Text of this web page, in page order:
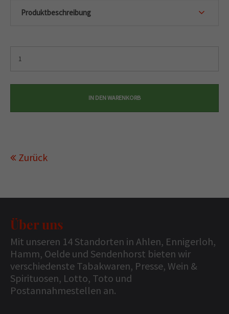
Produktbeschreibung
Zurück
Über uns
Mit unseren 14 Standorten in Ahlen, Ennigerloh,
Hamm, Oelde und Sendenhorst bieten wir
verschiedenste Tabakwaren, Presse, Wein &
Spirituosen, Lotto, Toto und
Postannahmestellen an.